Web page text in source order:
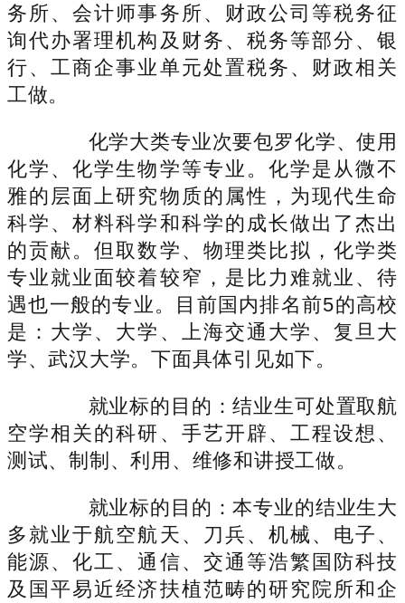
务所、会计师事务所、财政公司等税务征
询代办署理机构及财务、税务等部分、银
行、工商企事业单元处置税务、财政相关
工做。
化学大类专业次要包罗化学、使用
化学、化学生物学等专业。化学是从微不
雅的层面上研究物质的属性，为现代生命
科学、材料科学和科学的成长做出了杰出
的贡献。但取数学、物理类比拟，化学类
专业就业面较着较窄，是比力难就业、待
遇也一般的专业。目前国内排名前5的高校
是：大学、大学、上海交通大学、复旦大
学、武汉大学。下面具体引见如下。
就业标的目的：结业生可处置取航
空学相关的科研、手艺开辟、工程设想、
测试、制制、利用、维修和讲授工做。
就业标的目的：本专业的结业生大
多就业于航空航天、刀兵、机械、电子、
能源、化工、通信、交通等浩繁国防科技
及国平易近经济扶植范畴的研究院所和企